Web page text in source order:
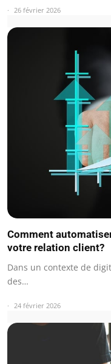
26 février 2026
Comment
votre relation client?
Dans un contexte de
des…
24 février 2026